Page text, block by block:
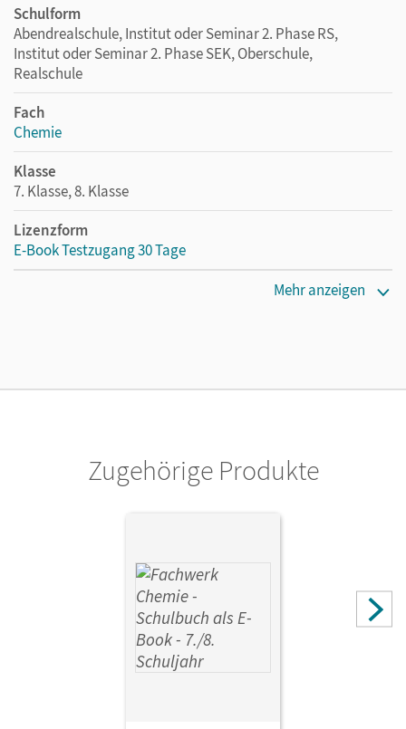
Schulform
Abendrealschule, Institut oder Seminar 2. Phase RS,
Institut oder Seminar 2. Phase SEK, Oberschule,
Realschule
Fach
Chemie
Klasse
7. Klasse, 8. Klasse
Lizenzform
E-Book Testzugang 30 Tage
Harm, Andreas G.; Schink, Juliane; Lang, Manfred; Freiling-
Mehr anzeigen
Zugehörige Produkte